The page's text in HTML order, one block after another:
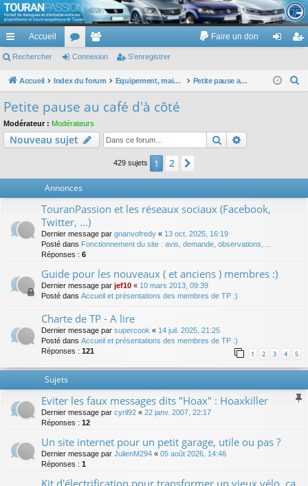
TouranPassion
Le forum des propriétaires ou futurs acquéreurs du Volkswagen Touran
cc
ès
pi
de
Accueil
or
u
e
m
Faire un don
ne nr
Rechercher Connexion S’enregistrer
Accueil Index du forum Equipement, maison, famille, passion, hobby, détente, ... Petite pause au café d'à côté
Petite pause au café d'à côté
Modérateur : Modérateurs
Nouveau sujet Rechercher
429 sujets 1 2
Annonces
TouranPassion et les réseaux sociaux (Facebook,
Twitter, ...)
Dernier message par gnanvofredy « 13 oct. 2025, 16:19
Posté dans Fonctionnement du site : avis, demande, observations, ...
Réponses : 6
Guide pour les nouveaux ( et anciens ) membres :)
Dernier message par jef10 « 10 mars 2013, 09:39
Posté dans Accueil et présentations des membres de TP :)
Charte de TP - A lire
Dernier message par supercook « 14 juil. 2025, 21:25
Posté dans Accueil et présentations des membres de TP :)
Réponses : 121 1 2 3 4 5
Sujets
Eviter les faux messages dits "Hoax" : Hoaxkiller
Dernier message par cyril92 « 22 janv. 2007, 22:17
Réponses : 12
Un site internet pour un petit garage, utile ou pas ?
Dernier message par JulienM294 « 05 août 2026, 14:46
Réponses : 1